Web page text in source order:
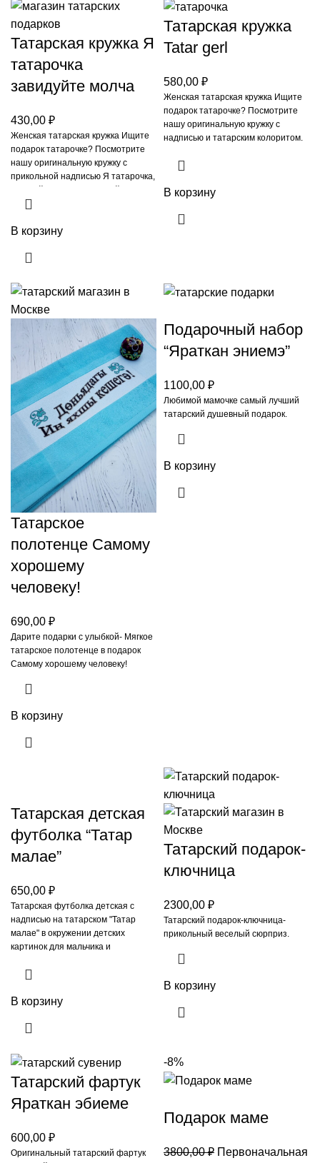
Татарская кружка Я
татарочка
завидуйте молча
430,00 ₽
Женская татарская кружка Ищите
подарок татарочке? Посмотрите
нашу оригинальную кружку с
прикольной надписью Я татарочка,
В корзину
Татарская кружка
Tatar gerl
580,00 ₽
Женская татарская кружка Ищите
подарок татарочке? Посмотрите
нашу оригинальную кружку с
надписью и татарским колоритом.
В корзину
Татарское
полотенце Самому
хорошему
человеку!
690,00 ₽
Дарите подарки с улыбкой- Мягкое
татарское полотенце в подарок
Самому хорошему человеку!
В корзину
Подарочный набор
“Яраткан эниемэ”
1100,00 ₽
Любимой мамочке самый лучший
татарский душевный подарок.
В корзину
Татарская детская
футболка “Татар
малае”
650,00 ₽
Татарская футболка детская с
надписью на татарском "Татар
малае" в окружении детских
картинок для мальчика и
алфавита.
В корзину
Татарский подарок-
ключница
2300,00 ₽
Татарский подарок-ключница-
прикольный веселый сюрприз.
В корзину
Татарский фартук
Яраткан эбиеме
600,00 ₽
Оригинальный татарский фартук
-8%
Подарок маме
3800,00₽ Первоначальная